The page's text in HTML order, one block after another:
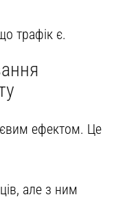
трафік є.
ефектом. Це
але з ним